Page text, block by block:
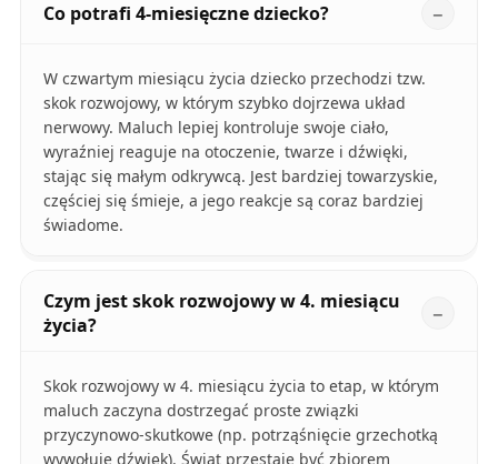
Co potrafi 4-miesięczne dziecko?
W czwartym miesiącu życia dziecko przechodzi tzw.
skok rozwojowy, w którym szybko dojrzewa układ
nerwowy. Maluch lepiej kontroluje swoje ciało,
wyraźniej reaguje na otoczenie, twarze i dźwięki,
stając się małym odkrywcą. Jest bardziej towarzyskie,
częściej się śmieje, a jego reakcje są coraz bardziej
świadome.
Czym jest skok rozwojowy w 4. miesiącu
życia?
Skok rozwojowy w 4. miesiącu życia to etap, w którym
maluch zaczyna dostrzegać proste związki
przyczynowo-skutkowe (np. potrząśnięcie grzechotką
wywołuje dźwięk). Świat przestaje być zbiorem